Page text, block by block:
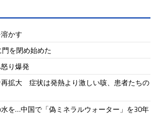
かす
を閉め始めた
り爆発
拡大 症状は発熱より激しい咳、患者たちの
を…中国で「偽ミネラルウォーター」を30年